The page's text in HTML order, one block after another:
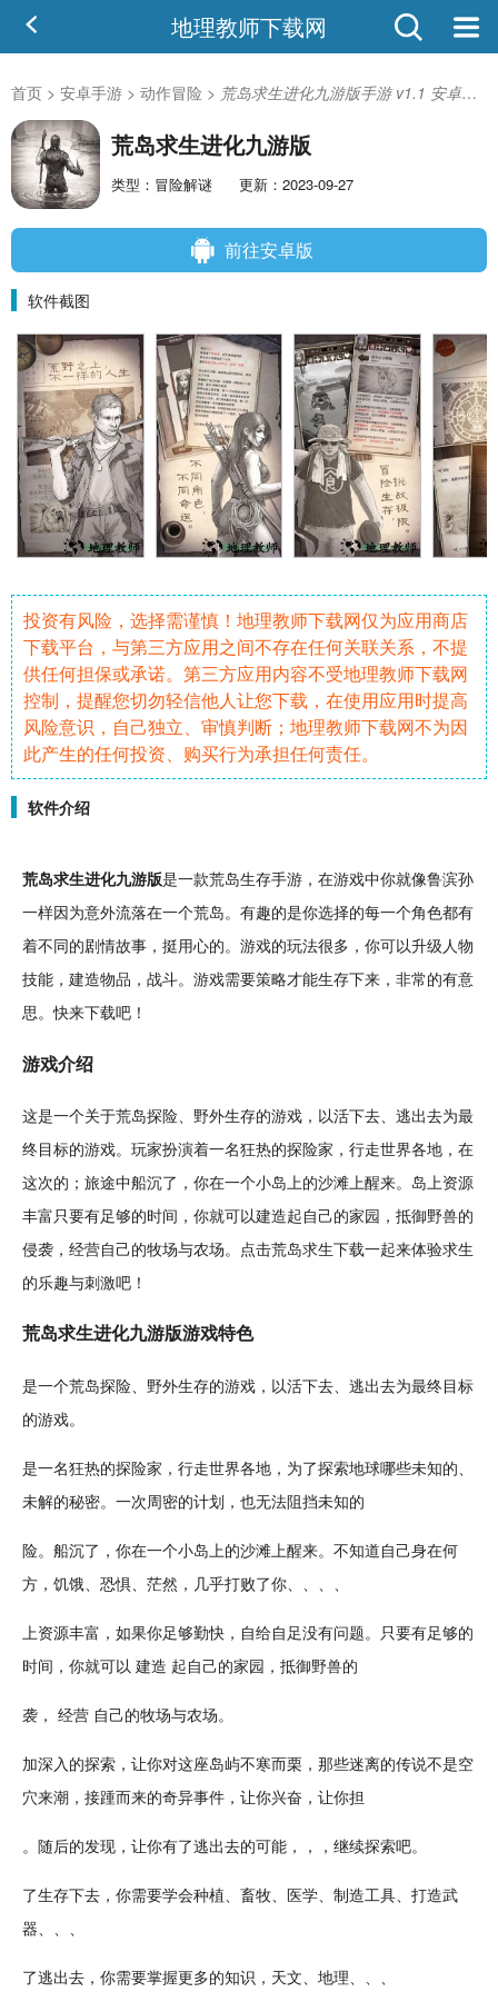
地理教师下载网
首页 > 安卓手游 > 动作冒险 > 荒岛求生进化九游版手游 v1.1 安卓版-手机版下载
荒岛求生进化九游版
类型：冒险解谜 更新：2023-09-27
前往安卓版
软件截图
投资有风险，选择需谨慎！地理教师下载网仅为应用商店
下载平台，与第三方应用之间不存在任何关联关系，不提
供任何担保或承诺。第三方应用内容不受地理教师下载网
控制，提醒您切勿轻信他人让您下载，在使用应用时提高
风险意识，自己独立、审慎判断；地理教师下载网不为因
此产生的任何投资、购买行为承担任何责任。
软件介绍
荒岛求生进化九游版是一款荒岛生存手游 ，在游戏中你就像鲁滨孙
一样因为意外流落在一个荒岛。 有趣的是你选择的每一个角色都有
着不同的剧情故事 ，挺用心的。游戏的玩法很多，你可以升级人物
技能 ， 建造物品， 战斗。游戏需要策略才能生存下来，非常的有意
思。快来下载吧！
游戏介绍
这是一个关于荒岛探险、 野外生存的游戏，以活下去、逃出去为最
终目标的游戏。玩家扮演着一名狂热的探险家，行走世界各地，在
这次的； 旅途中船沉了，你在一个小岛上的沙滩上醒来。岛上资源
丰富只要有足够的时间，你就可以建造起自己的家园 ，抵御野兽的
侵袭， 经营自己的牧场与农场。 点击荒岛求生下载一起来体验求生
的乐趣与刺激吧！
荒岛求生进化九游版游戏特色
是一个荒岛探险、野外生存的游戏，以活下去、逃出去为最终目标
的游戏。
是一名狂热的探险家，行走世界各地，为了探索地球哪些未知的、
未解的秘密。一次周密的计划 ，也无法阻挡未知的
险。船沉了，你在一个小岛上的沙滩上醒来。不知道自己身在何
方， 饥饿 、恐惧、茫然，几乎打败了你、、、、
上资源丰富，如果你足够勤快，自给自足没有问题。只要有足够的
时间，你就可以 建造 起自己的家园，抵御野兽的
袭， 经营 自己的牧场与农场。
加深入的探索，让你对这座岛屿不寒而栗，那些迷离的传说不是空
穴来潮，接踵而来的奇异事件，让你兴奋，让你担
。随后的发现，让你有了逃出去的可能，，，继续探索吧。
了生存下去，你需要学会种植 畜牧 、医学、 制造工具、打造武
器
了逃出去，你需要掌握更多的知识， 天文 、地理、、、